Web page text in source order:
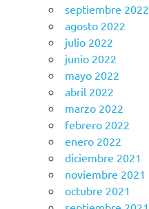
septiembre 2022
agosto 2022
julio 2022
junio 2022
mayo 2022
abril 2022
marzo 2022
febrero 2022
enero 2022
diciembre 2021
noviembre 2021
octubre 2021